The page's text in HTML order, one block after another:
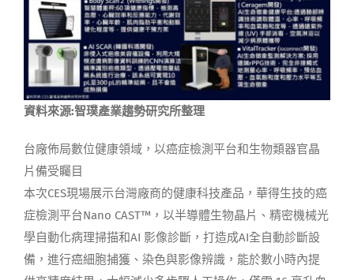
資料來源:智璞產業趨勢研究所整理
台廠佈局數位健康領域，以癌症檢測平台和生物類器官晶
片備受矚目
本次CES現場展示台灣廠商的健康科技產品，華得生技的癌
症檢測平台Nano CAST™，以半導體生物晶片、精密機械光
學自動化病理掃描和AI 影像診斷，打造成AI全自動診斷設
備，進行癌細胞捕獲、染色與影像辨識，能於數小時內提